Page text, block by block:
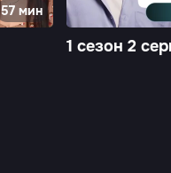
57 мин
1 сезон 2